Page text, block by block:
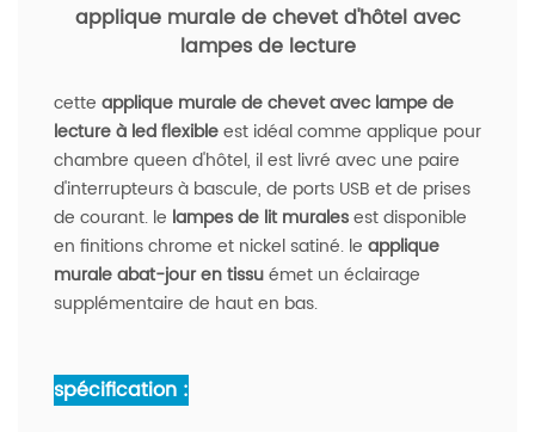
applique murale de chevet d'hôtel avec
lampes de lecture
cette applique murale de chevet avec lampe de
lecture à led flexibleest idéal comme applique pour
chambre queen d'hôtel, il est livré avec une paire
d'interrupteurs à bascule, de ports USB et de prises
de courant. le lampes de lit muralesest disponible
en finitions chrome et nickel satiné. le applique
murale abat-jour en tissuémet un éclairage
supplémentaire de haut en bas.
spécification :